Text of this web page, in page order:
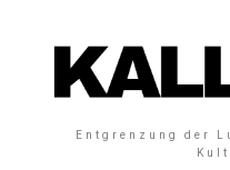
Entgrenzung der